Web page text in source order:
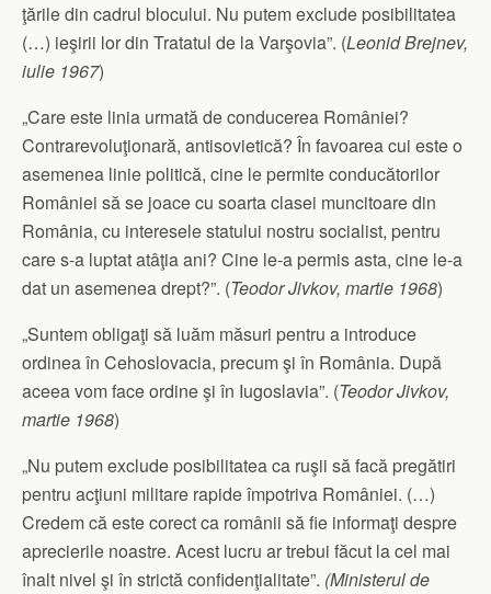
ţările din cadrul blocului. Nu putem exclude posibilitatea
(…) ieşirii lor din Tratatul de la Varşovia”. (Leonid Brejnev,
iulie 1967)
„Care este linia urmată de conducerea României?
Contrarevoluţionară, antisovietică? În favoarea cui este o
asemenea linie politică, cine le permite conducătorilor
României să se joace cu soarta clasei muncitoare din
România, cu interesele statului nostru socialist, pentru
care s-a luptat atâţia ani? Cine le-a permis asta, cine le-a
dat un asemenea drept?”. (Teodor Jivkov, martie 1968)
„Suntem obligaţi să luăm măsuri pentru a introduce
ordinea în Cehoslovacia, precum şi în România. După
aceea vom face ordine şi în Iugoslavia”. (Teodor Jivkov,
martie 1968)
„Nu putem exclude posibilitatea ca ruşii să facă pregătiri
pentru acţiuni militare rapide împotriva României. (…)
Credem că este corect ca românii să fie informaţi despre
aprecierile noastre. Acest lucru ar trebui făcut la cel mai
înalt nivel şi în strictă confidenţialitate”. (Ministerul de